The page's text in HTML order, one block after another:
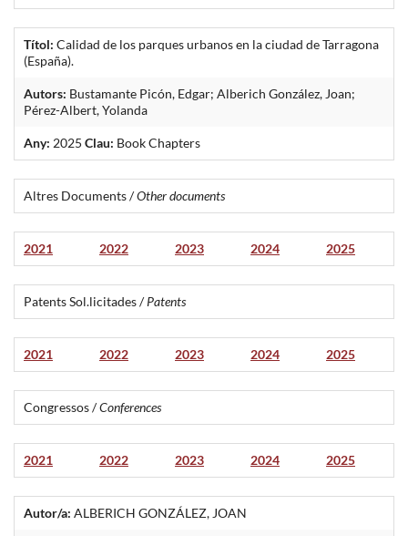
Títol: Calidad de los parques urbanos en la ciudad de Tarragona
(España).
Autors: Bustamante Picón, Edgar; Alberich González, Joan;
Pérez-Albert, Yolanda
Any: 2025 Clau: Book Chapters
Altres Documents /Other documents
2021 2022 2023 2024 2025
Patents Sol.licitades /Patents
2021 2022 2023 2024 2025
Congressos /Conferences
2021 2022 2023 2024 2025
Autor/a: ALBERICH GONZÁLEZ, JOAN